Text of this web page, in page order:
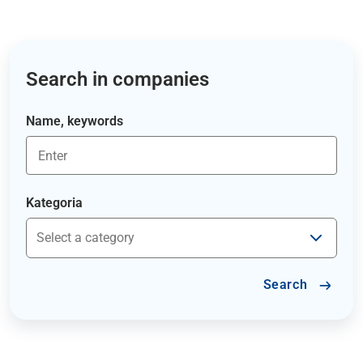
Search in companies
Name, keywords
Kategoria
Search